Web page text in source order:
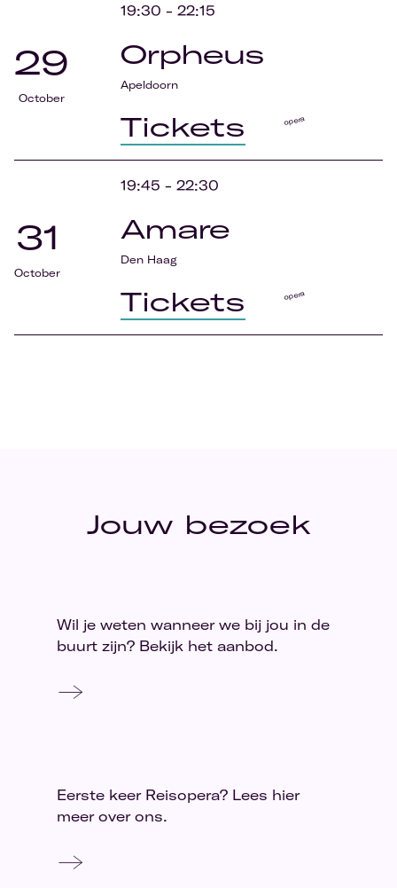
29
October
opera
19:30 - 22:15
Orpheus
Apeldoorn
Tickets
31
October
opera
19:45 - 22:30
Amare
Den Haag
Tickets
Jouw bezoek
Wil je weten wanneer we bij jou in de
buurt zijn? Bekijk het aanbod.
Eerste keer Reisopera? Lees hier
meer over ons.